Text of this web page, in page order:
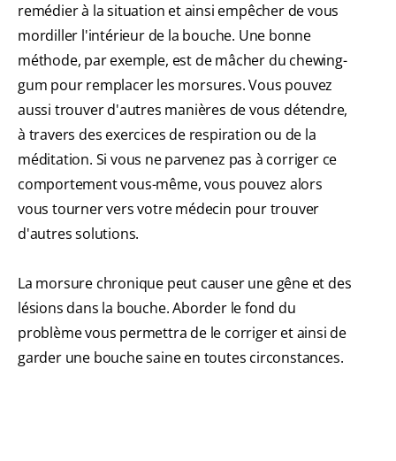
remédier à la situation et ainsi empêcher de vous
mordiller l'intérieur de la bouche. Une bonne
méthode, par exemple, est de mâcher du chewing-
gum pour remplacer les morsures. Vous pouvez
aussi trouver d'autres manières de vous détendre,
à travers des exercices de respiration ou de la
méditation. Si vous ne parvenez pas à corriger ce
comportement vous-même, vous pouvez alors
vous tourner vers votre médecin pour trouver
d'autres solutions.
La morsure chronique peut causer une gêne et des
lésions dans la bouche. Aborder le fond du
problème vous permettra de le corriger et ainsi de
garder une bouche saine en toutes circonstances.